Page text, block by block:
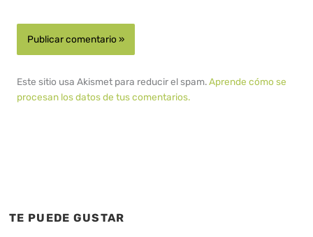
Este sitio usa Akismet para reducir el spam.Aprende cómo se
procesan los datos de tus comentarios.
TE PUEDE GUSTAR